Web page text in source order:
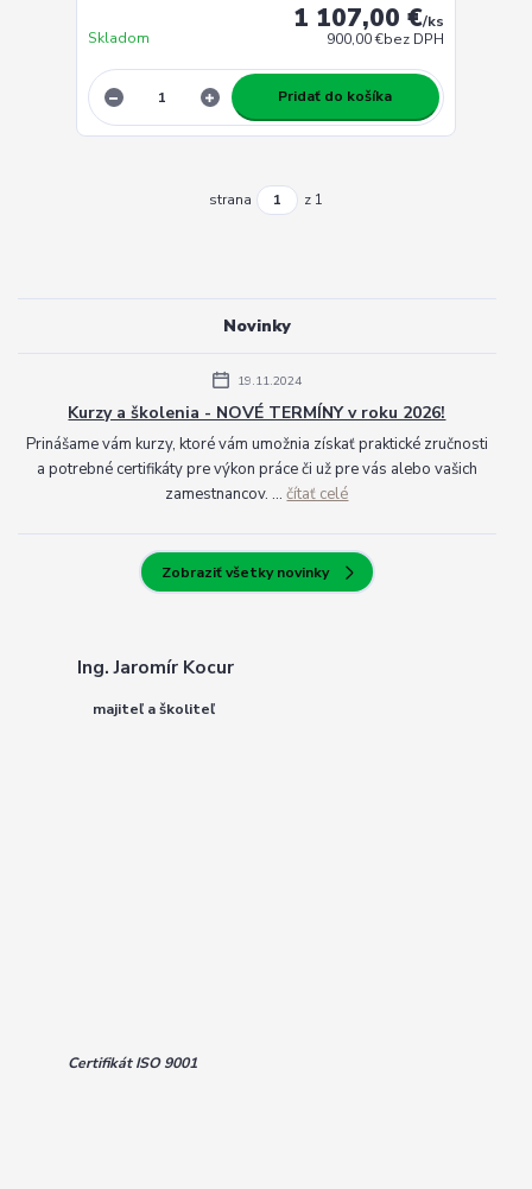
1 107,00 €/ks
900,00 €bez DPH
Skladom
Pridať do košíka
strana z 1
Novinky
19.11.2024
Kurzy a školenia - NOVÉ TERMÍNY v roku 2026!
Prinášame vám kurzy, ktoré vám umožnia získať praktické zručnosti
a potrebné certifikáty pre výkon práce či už pre vás alebo vašich
zamestnancov. ...čítať celé
Zobraziť všetky novinky
Ing. Jaromír Kocur
majiteľ a školiteľ
Certifikát ISO 9001